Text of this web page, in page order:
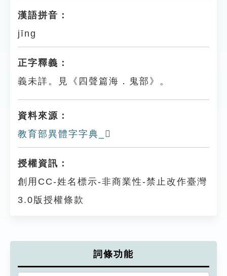
漢語拼音：
jīng
正字釋義：
義未詳。見《四聲篇海．鬼部》。
資料來源：
教育部異體字字典_𩳯
授權資訊：
創用CC-姓名標示-非商業性-禁止改作臺灣
3.0版授權條款
詞條功能